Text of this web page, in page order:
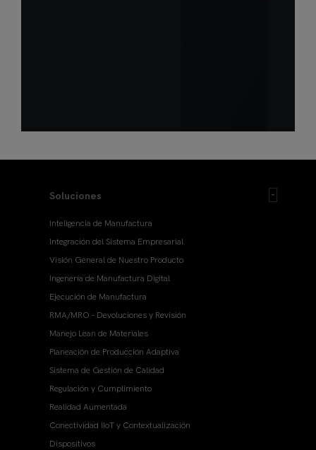
Soluciones
Inteligencia de Manufactura
Integración del Sistema Empresarial
Visión General de Nuestro Producto
Ingenería de Manufactura Digital
Ejecución de Manufactura
RMA/MRO – Devoluciones y Revisión
Manejo Lean de Materiales
Planeación de Producción Adaptiva
Sistema de Gestión de Calidad
Regulación y Cumplimiento
Realidad Aumentada
Conectividad IIoT y Contextualización
Dispositivos